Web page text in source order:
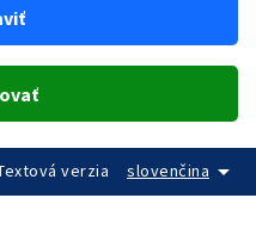
verzia slovenčina arrow_drop_down